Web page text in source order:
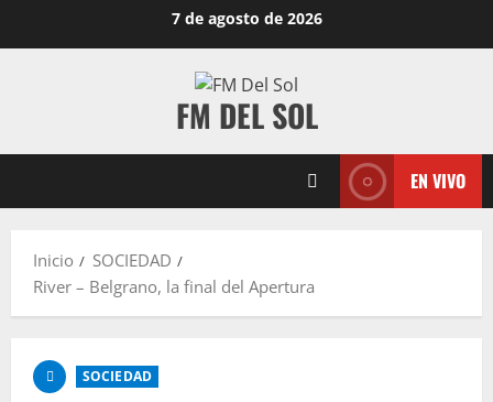
7 de agosto de 2026
FM DEL SOL
EN VIVO
Inicio
SOCIEDAD
River – Belgrano, la final del Apertura
SOCIEDAD